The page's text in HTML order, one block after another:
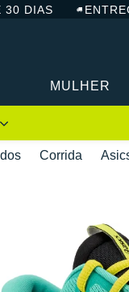
30 DIAS
MULHER
Corrida